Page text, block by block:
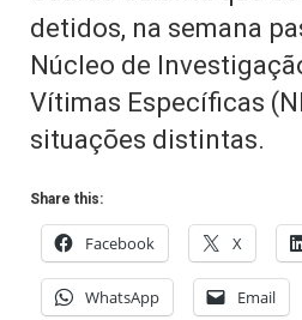
detidos, na semana
Núcleo de
Vítimas Específicas
situações distintas.
Share this:
Facebook X
WhatsApp Email